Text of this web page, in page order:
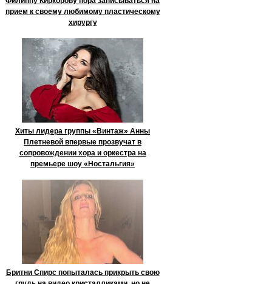
прием к своему любимому пластическому
хирургу
Хиты лидера группы «Винтаж» Анны
Плетневой впервые прозвучат в
сопровождении хора и оркестра на
премьере шоу «Ностальгия»
Бритни Спирс попыталась прикрыть свою